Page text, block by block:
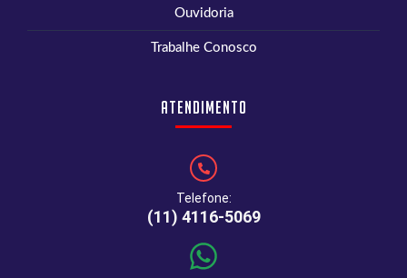
Ouvidoria
Trabalhe Conosco
Atendimento
Telefone:
(11) 4116-5069